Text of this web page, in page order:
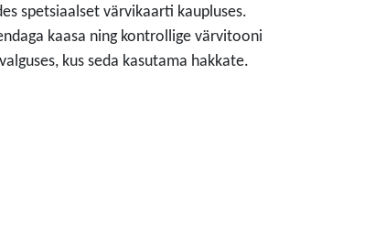
spetsiaalset värvikaarti kaupluses.
kaasa ning kontrollige värvitooni
kus seda kasutama hakkate.